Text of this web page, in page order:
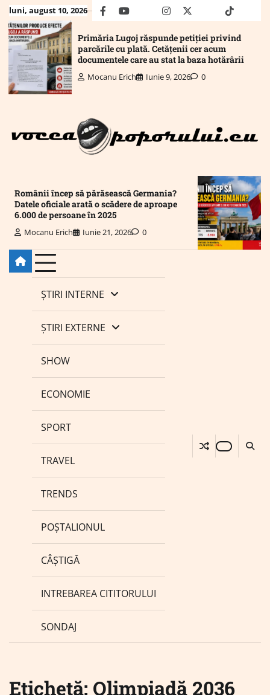
Skip
to
content
luni, august 10, 2026 facebookyoutubeMailinstagram
twitter truthtiktok
Primăria Lugoj răspunde petiției privind
parcările cu plată. Cetățenii cer acum
documentele care au stat la baza hotărârii
Mocanu Erich Iunie 9, 2026 0
Românii încep să părăsească Germania?
Datele oficiale arată o scădere de aproape
6.000 de persoane în 2025
Mocanu Erich Iunie 21, 2026 0
ȘTIRI INTERNE
ȘTIRI EXTERNE
SHOW
ECONOMIE
SPORT
TRAVEL
TRENDS
POȘTALIONUL
CÂȘTIGĂ
INTREBAREA CITITORULUI
SONDAJ
Etichetă: Olimpiadă 2036